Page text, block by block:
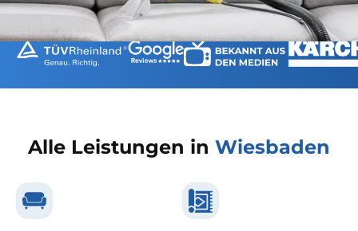
Alle Leistungen in Wiesbaden